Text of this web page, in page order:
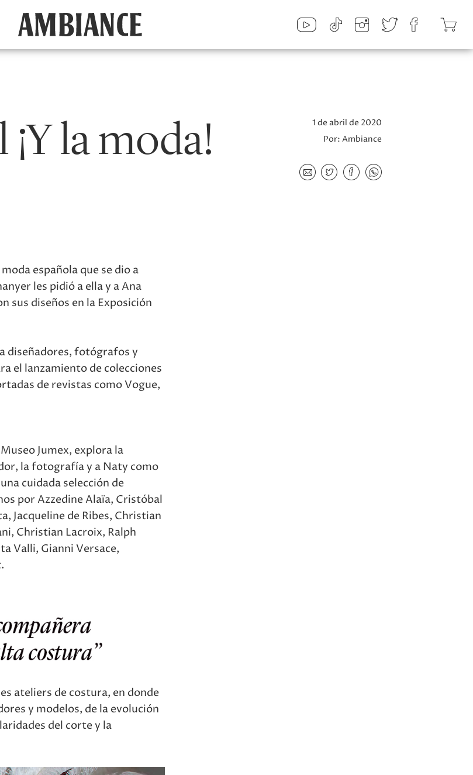
la moda!
1 de abril de 2020
Por: Ambiance
española que se dio a
les pidió a ella y a Ana
sus diseños en la Exposición
diseñadores, fotógrafos y
el lanzamiento de colecciones
de revistas como Vogue,
Jumex, explora la
la fotografía y a Naty como
cuidada selección de
por Azzedine Alaïa, Cristóbal
Jacqueline de Ribes, Christian
Christian Lacroix, Ralph
Valli, Gianni Versace,
ateliers de costura, en donde
y modelos, de la evolución
del corte y la